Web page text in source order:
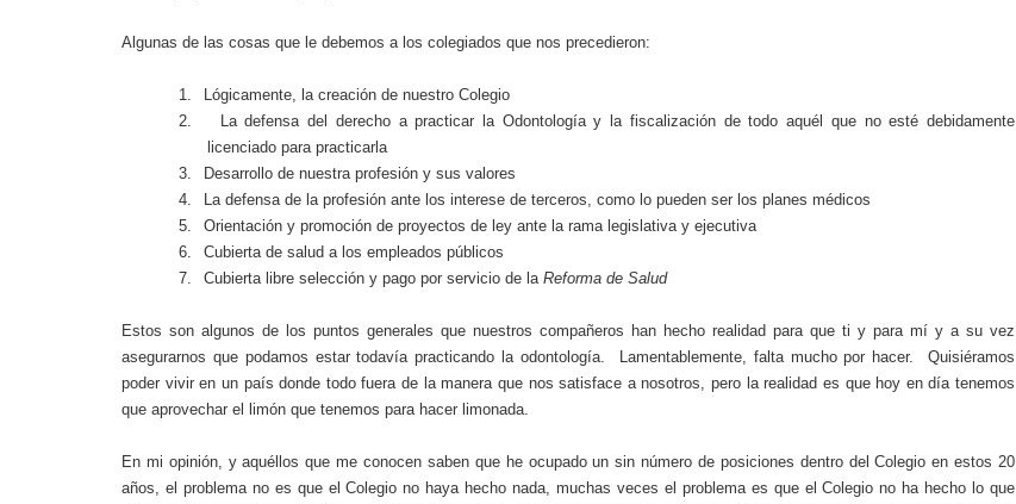
Algunas de las cosas que le debemos a los colegiados que nos precedieron:
1.
Lógicamente, la creación de nuestro Colegio
2.
La defensa del derecho a practicar la Odontología y la fiscalización de todo aquél que no esté debidamente
licenciado para practicarla
3.
Desarrollo de nuestra profesión y sus valores
4.
La defensa de la profesión ante los interese de terceros, como lo pueden ser los planes médicos
5.
Orientación y promoción de proyectos de ley ante la rama legislativa y ejecutiva
6.
Cubierta de salud a los empleados públicos
7.
Cubierta libre selección y pago por servicio de la Reforma de Salud
Estos son algunos de los puntos generales que nuestros compañeros han hecho realidad para que ti y para mí y a su vez
asegurarnos que podamos estar todavía practicando la odontología.
Lamentablemente, falta mucho por hacer.
Quisiéramos
poder vivir en un país donde todo fuera de la manera que nos satisface a nosotros, pero la realidad es que hoy en día tenemos
que aprovechar el limón que tenemos para hacer limonada.
En mi opinión, y aquéllos que me conocen saben que he ocupado un sin número de posiciones dentro del Colegio en estos 20
años, el problema no es que el Colegio no haya hecho nada, muchas veces el problema es que el Colegio no ha hecho lo que